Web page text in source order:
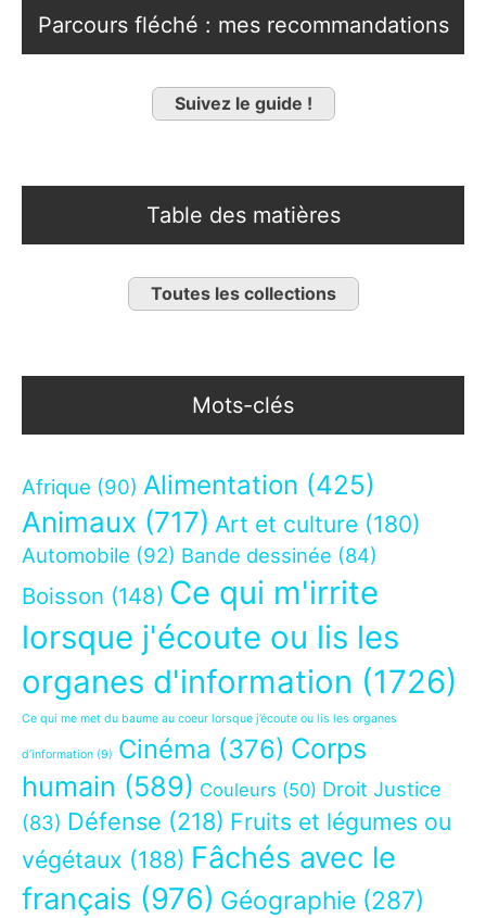
Parcours fléché : mes recommandations
Suivez le guide !
Table des matières
Toutes les collections
Mots-clés
Afrique (90) Alimentation (425)
Animaux (717) Art et culture (180)
Automobile (92) Bande dessinée (84)
Boisson (148) Ce qui m'irrite
lorsque j'écoute ou lis les
organes d'information (1726)
Ce qui me met du baume au coeur lorsque j’écoute ou lis les organes
d’information (9) Cinéma (376) Corps
humain (589) Couleurs (50) Droit Justice
(83) Défense (218) Fruits et légumes ou
végétaux (188) Fâchés avec le
français (976) Géographie (287)